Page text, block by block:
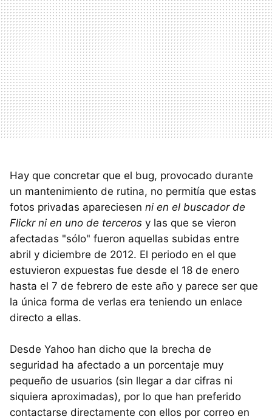
Hay que concretar que el bug, provocado durante
un mantenimiento de rutina, no permitía que estas
fotos privadas apareciesen ni en el buscador de
Flickr ni en uno de terceros y las que se vieron
afectadas "sólo" fueron aquellas subidas entre
abril y diciembre de 2012. El periodo en el que
estuvieron expuestas fue desde el 18 de enero
hasta el 7 de febrero de este año y parece ser que
la única forma de verlas era teniendo un enlace
directo a ellas.
Desde Yahoo han dicho que la brecha de
seguridad ha afectado a un porcentaje muy
pequeño de usuarios (sin llegar a dar cifras ni
siquiera aproximadas), por lo que han preferido
contactarse directamente con ellos por correo en